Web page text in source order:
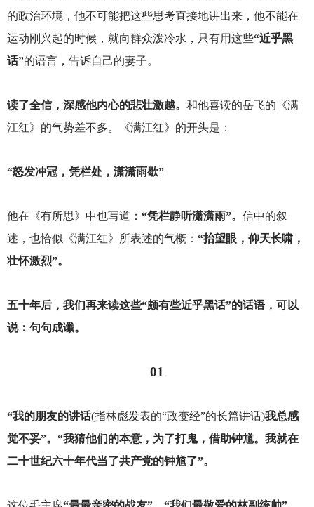
的政治环境，他不可能把这些思考直接地讲出来，他不能在
运动刚兴起的时候，就向群众泼冷水，只有用这些“近乎黑
话”的语言，告诉自己的妻子。
读了全信，深感他内心的悲壮激越。 和他喜读的岳飞的《满
江红》的气势差不多。《满江红》的开头是：
“怒发冲冠，凭栏处，潇潇雨歇”
他在《有所思》中也写道： “凭栏静听潇潇雨”。 信中的叙
述，也恰似《满江红》所表述的气概： “抬望眼，仰天长啸，
壮怀激烈”。
五十年后，我们再来读这些“颇有些近乎黑话”的话语，可以
说：句句成谶。
01
“我的朋友的讲话(指林彪发表的“政变经”的长篇讲话)我总感
觉不妥”。“我猜他们的本意，为了打鬼，借助钟馗。我就在
二十世纪六十年代当了共产党的钟馗了”。